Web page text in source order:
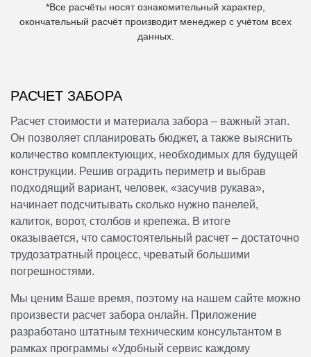
2500
Диаметр, мм
Тип покрытия
горячий цинк+полимер
2030
4
горячий цинк+полимер
HARD-perimetr
Высота, мм
2030
Ширина, мм
2500
Диаметр, мм
Тип покрытия
горячий цинк+полимер
*Все расчёты носят ознакомительный характер,
окончательный расчёт производит менеджер с учётом всех
данных.
РАСЧЕТ ЗАБОРА
Расчет стоимости и материала забора – важный этап.
Он позволяет спланировать бюджет, а также выяснить
количество комплектующих, необходимых для будущей
конструкции. Решив оградить периметр и выбрав
подходящий вариант, человек, «засучив рукава»,
начинает подсчитывать сколько нужно панелей,
калиток, ворот, столбов и крепежа. В итоге
оказывается, что самостоятельный расчет – достаточно
трудозатратный процесс, чреватый большими
погрешностями.
Мы ценим Ваше время, поэтому на нашем сайте можно
произвести расчет забора онлайн. Приложение
разработано штатным техническим консультантом в
рамках программы «Удобный сервис каждому